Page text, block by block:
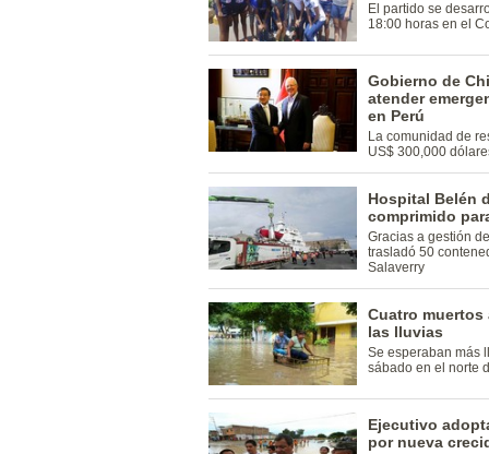
El partido se
18:00 horas en el
Gobierno de
atender
en Perú
La comunidad de
US$ 300,000
Hospital Belén
comprimido
Gracias a gestión
trasladó 50
Salaverry
Cuatro muertos
las lluvias
Se esperaban más
sábado en el norte
Ejecutivo
por nueva